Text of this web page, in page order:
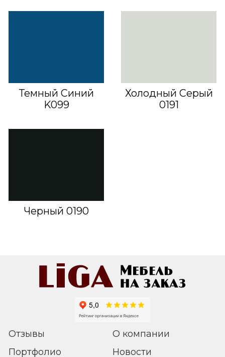
Темный Синий
K099
Холодный Серый
0191
Черный 0190
Отзывы
Портфолио
О компании
Новости